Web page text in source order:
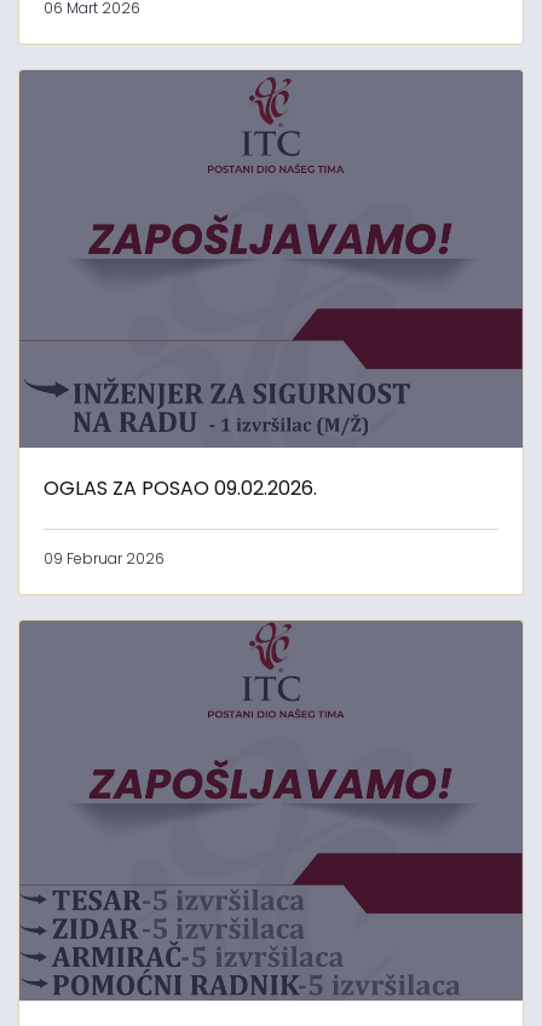
06 Mart 2026
OGLAS ZA POSAO 09.02.2026.
09 Februar 2026